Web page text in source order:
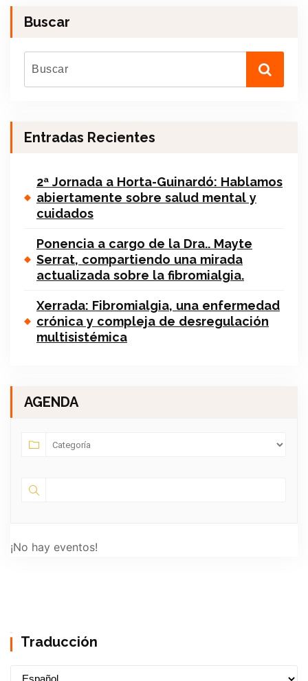
Buscar
Entradas Recientes
2ª Jornada a Horta-Guinardó: Hablamos
abiertamente sobre salud mental y
cuidados
Ponencia a cargo de la Dra.. Mayte
Serrat, compartiendo una mirada
actualizada sobre la fibromialgia.
Xerrada: Fibromialgia, una enfermedad
crónica y compleja de desregulación
multisistémica
AGENDA
¡No hay eventos!
Traducción